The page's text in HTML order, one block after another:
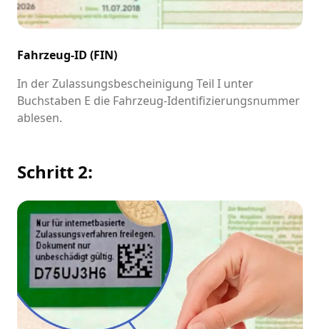
Fahrzeug-ID (FIN)
In der Zulassungsbescheinigung Teil I unter
Buchstaben E die Fahrzeug-Identifizierungsnummer
ablesen.
Schritt 2: